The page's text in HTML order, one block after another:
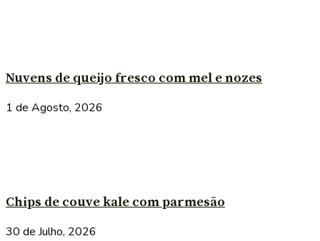
Nuvens de queijo fresco com mel e nozes
1 de Agosto, 2026
Chips de couve kale com parmesão
30 de Julho, 2026